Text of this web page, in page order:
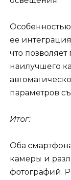
ее
что
наилучшего
параметров
Итог:
Оба
камеры и
фотографий.